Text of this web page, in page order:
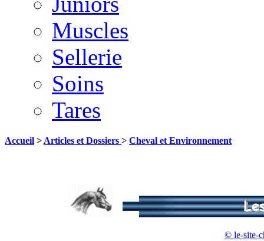
Muscles
Sellerie
Soins
Tares
Accueil > Articles et Dossiers > Cheval et Environnement
© le-site-